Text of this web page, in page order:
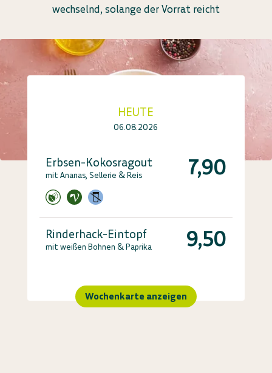
wechselnd, solange der Vorrat reicht
HEUTE
06.08.2026
Erbsen-Kokosragout
mit Ananas, Sellerie & Reis 7,90
Rinderhack-Eintopf
mit weißen Bohnen & Paprika 9,50
Wochenkarte anzeigen